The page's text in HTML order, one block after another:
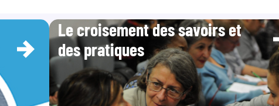
Le croisement des savoirs et
des pratiques